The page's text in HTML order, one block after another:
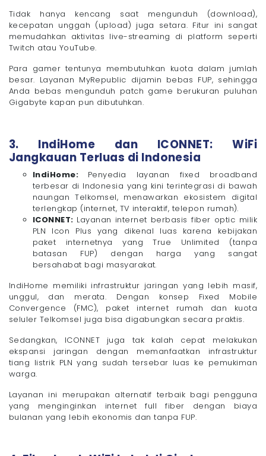
Tidak hanya kencang saat mengunduh (download),
kecepatan unggah (upload) juga setara. Fitur ini sangat
memudahkan aktivitas live-streaming di platform seperti
Twitch atau YouTube.
Para gamer tentunya membutuhkan kuota dalam jumlah
besar. Layanan MyRepublic dijamin bebas FUP, sehingga
Anda bebas mengunduh patch game berukuran puluhan
Gigabyte kapan pun dibutuhkan.
3. IndiHome dan ICONNET: WiFi
Jangkauan Terluas di Indonesia
IndiHome: Penyedia layanan fixed broadband
terbesar di Indonesia yang kini terintegrasi di bawah
naungan Telkomsel, menawarkan ekosistem digital
terlengkap (internet, TV interaktif, telepon rumah).
ICONNET: Layanan internet berbasis fiber optic milik
PLN Icon Plus yang dikenal luas karena kebijakan
paket internetnya yang True Unlimited (tanpa
batasan FUP) dengan harga yang sangat
bersahabat bagi masyarakat.
IndiHome memiliki infrastruktur jaringan yang lebih masif,
unggul, dan merata. Dengan konsep Fixed Mobile
Convergence (FMC), paket internet rumah dan kuota
seluler Telkomsel juga bisa digabungkan secara praktis.
Sedangkan, ICONNET juga tak kalah cepat melakukan
ekspansi jaringan dengan memanfaatkan infrastruktur
tiang listrik PLN yang sudah tersebar luas ke pemukiman
warga.
Layanan ini merupakan alternatif terbaik bagi pengguna
yang menginginkan internet full fiber dengan biaya
bulanan yang lebih ekonomis dan tanpa FUP.